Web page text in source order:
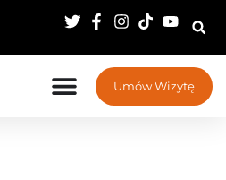
Umów Wizytę